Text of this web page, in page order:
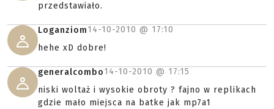
przedstawiało.
Loganziom14-10-2010 @ 17:10
hehe xD dobre!
generalcombo14-10-2010 @ 17:15
niski woltaż i wysokie obroty ? fajno w replikach
gdzie mało miejsca na batke jak mp7a1